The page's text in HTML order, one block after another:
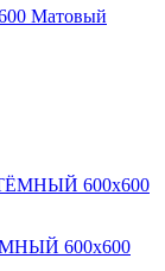
Матовый
600x600